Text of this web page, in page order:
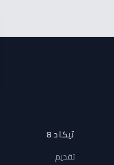
تيكاد 8
تقديم